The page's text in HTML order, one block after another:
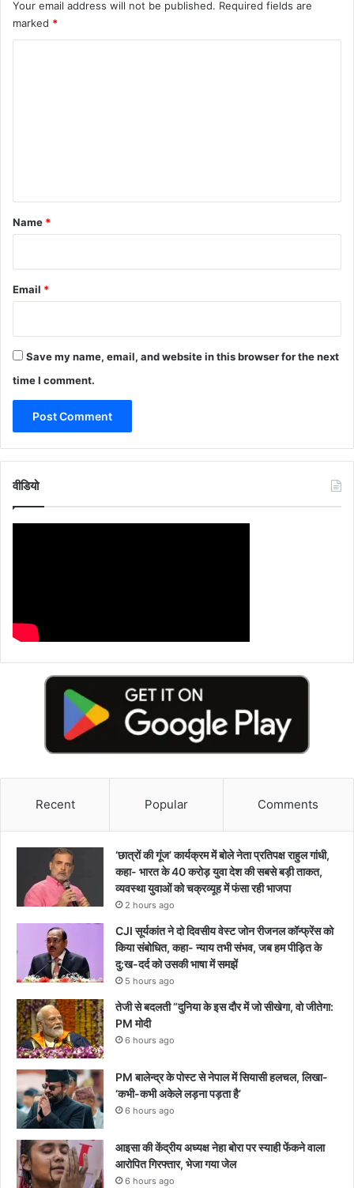
Your email address will not be published. Required fields are
marked *
*
Name *
Email *
Save my name, email, and website in this browser for the next
time I comment.
वीडियो
Recent Popular Comments
‘छात्रों की गूंज’ कार्यक्रम में बोले नेता प्रतिपक्ष राहुल गांधी,
कहा- भारत के 40 करोड़ युवा देश की सबसे बड़ी ताकत,
व्यवस्था युवाओं को चक्रव्यूह में फंसा रही भाजपा
2 hours ago
CJI सूर्यकांत ने दो दिवसीय वेस्ट जोन रीजनल कॉन्फ्रेंस को
किया संबोधित, कहा- न्याय तभी संभव, जब हम पीड़ित के
दु:ख-दर्द को उसकी भाषा में समझें
5 hours ago
तेजी से बदलती “दुनिया के इस दौर में जो सीखेगा, वो जीतेगा:
PM मोदी
6 hours ago
PM बालेन्द्र के पोस्ट से नेपाल में सियासी हलचल, लिखा-
‘कभी-कभी अकेले लड़ना पड़ता है’
6 hours ago
आइसा की केंद्रीय अध्यक्ष नेहा बोरा पर स्याही फेंकने वाला
आरोपित गिरफ्तार, भेजा गया जेल
6 hours ago